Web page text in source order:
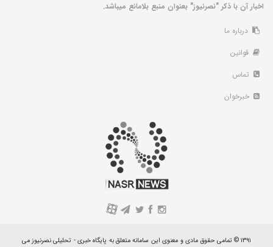
اخبار آن با ذکر "نصرنیوز" بعنوان منبع بلامانع میباشد.
درباره ما
قوانین
تماس
خبرخوان
A
۱۳۹۱ © تمامی حقوق مادی و معنوی این سامانه متعلق به پایگاه خبری - تحلیلی نصرنیوز می